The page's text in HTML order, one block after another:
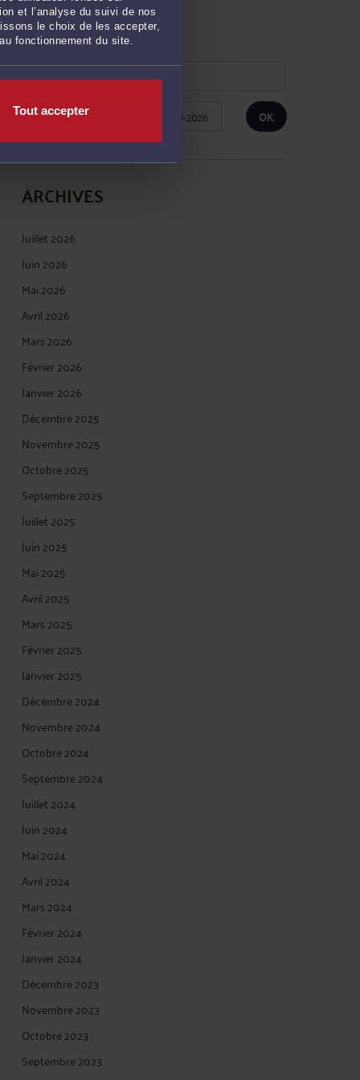
et l’analyse du suivi de nos
le choix de les accepter,
fonctionnement du site.
Tout accepter
RECHERCHE
Publié du
ARCHIVES
Juillet 2026
Juin 2026
Mai 2026
Avril 2026
Mars 2026
Février 2026
Janvier 2026
Décembre 2025
Novembre 2025
Octobre 2025
Septembre 2025
Juillet 2025
Juin 2025
Mai 2025
Avril 2025
Mars 2025
Février 2025
Janvier 2025
Décembre 2024
Novembre 2024
Octobre 2024
Septembre 2024
Juillet 2024
Juin 2024
Mai 2024
Avril 2024
Mars 2024
Février 2024
Janvier 2024
Décembre 2023
Novembre 2023
Octobre 2023
Septembre 2023